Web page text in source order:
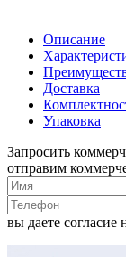
Описание
Доставка
Упаковка
Запросить
отправим
вы даете согласие